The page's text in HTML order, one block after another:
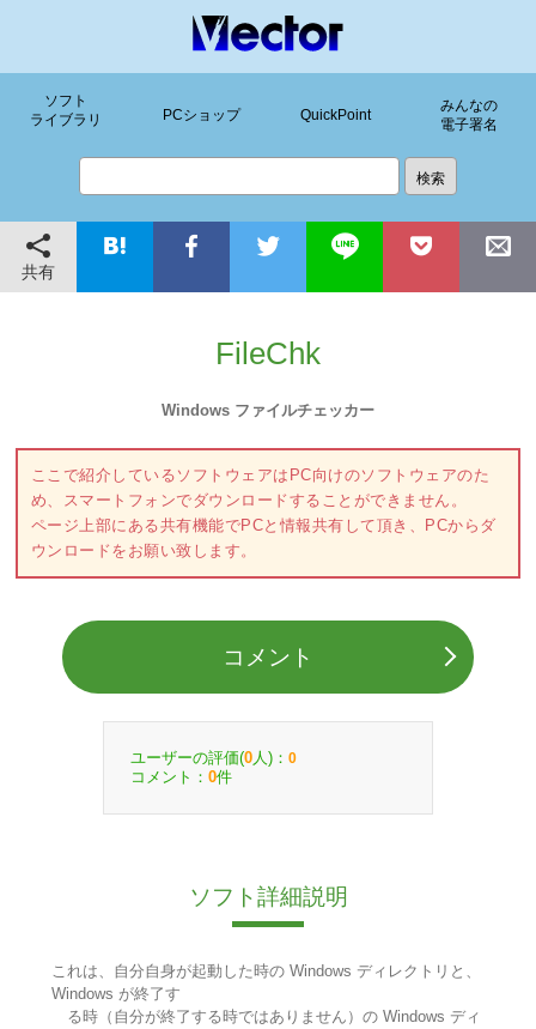
ソフト
ライブラリ
PCショップ QuickPoint
みんなの
電子署名
共有
FileChk
Windows ファイルチェッカー
ここで紹介しているソフトウェアはPC向けのソフトウェアのた
め、スマートフォンでダウンロードすることができません。
ページ上部にある共有機能でPCと情報共有して頂き、PCからダ
ウンロードをお願い致します。
コメント
ユーザーの評価(0 人)： 0
コメント： 0件
ソフト詳細説明
これは、自分自身が起動した時の Windows ディレクトリと、
Windows が終了す
る時（自分が終了する時ではありません）の Windows ディ